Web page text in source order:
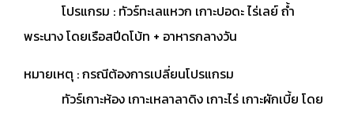
โปรแกรม : ทัวร์ทะเลแหวก เกาะปอดะ ไร่เลย์ ถ้ำ
พระนาง โดยเรือสปีดโบ้ท + อาหารกลางวัน
หมายเหตุ : กรณีต้องการเปลี่ยนโปรแกรม
ทัวร์เกาะห้อง เกาะเหลาลาดิง เกาะไร่ เกาะผักเบี้ย โดย